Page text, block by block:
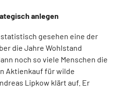
anlegen
gesehen eine der
die Jahre Wohlstand
noch so viele Menschen die
Aktienkauf für wilde
Lipkow klärt auf. Er